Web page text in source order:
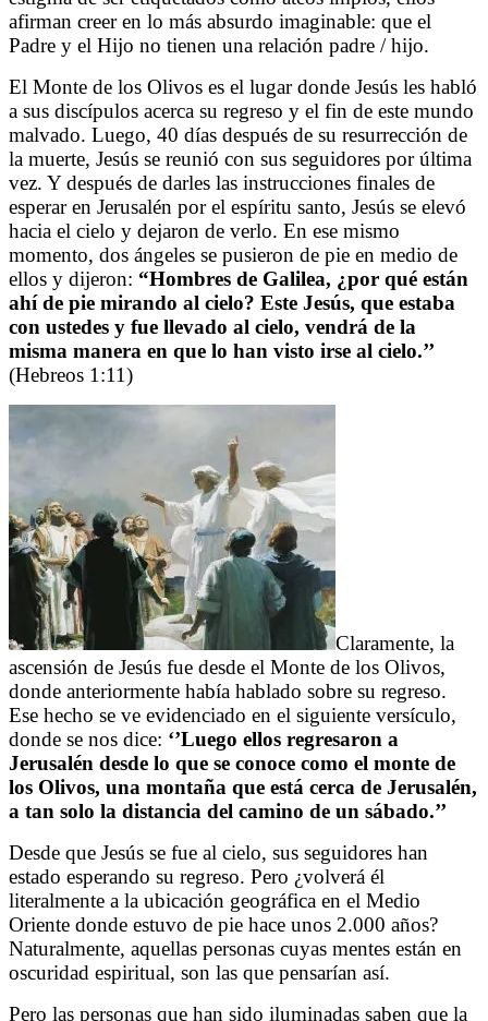
afirman creer en lo más absurdo imaginable: que el
Padre y el Hijo no tienen una relación padre / hijo.
El Monte de los Olivos es el lugar donde Jesús les habló
a sus discípulos acerca su regreso y el fin de este mundo
malvado. Luego, 40 días después de su resurrección de
la muerte, Jesús se reunió con sus seguidores por última
vez. Y después de darles las instrucciones finales de
esperar en Jerusalén por el espíritu santo, Jesús se elevó
hacia el cielo y dejaron de verlo. En ese mismo
momento, dos ángeles se pusieron de pie en medio de
ellos y dijeron: “Hombres de Galilea, ¿por qué están
ahí de pie mirando al cielo? Este Jesús, que estaba
con ustedes y fue llevado al cielo, vendrá de la
misma manera en que lo han visto irse al cielo.’’
(Hebreos 1:11)
Claramente, la
ascensión de Jesús fue desde el Monte de los Olivos,
donde anteriormente había hablado sobre su regreso.
Ese hecho se ve evidenciado en el siguiente versículo,
donde se nos dice: ‘’Luego ellos regresaron a
Jerusalén desde lo que se conoce como el monte de
los Olivos, una montaña que está cerca de Jerusalén,
a tan solo la distancia del camino de un sábado.’’
Desde que Jesús se fue al cielo, sus seguidores han
estado esperando su regreso. Pero ¿volverá él
literalmente a la ubicación geográfica en el Medio
Oriente donde estuvo de pie hace unos 2.000 años?
Naturalmente, aquellas personas cuyas mentes están en
oscuridad espiritual, son las que pensarían así.
Pero las personas que han sido iluminadas saben que la